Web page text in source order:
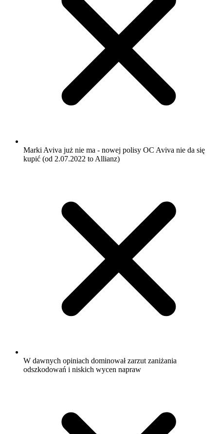
Marki Aviva już nie ma - nowej polisy OC Aviva nie da się
kupić (od 2.07.2022 to Allianz)
W dawnych opiniach dominował zarzut zaniżania
odszkodowań i niskich wycen napraw